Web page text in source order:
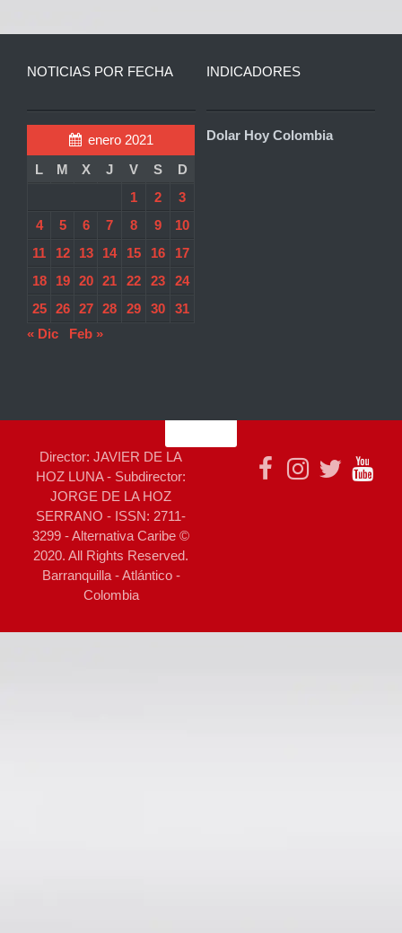
NOTICIAS POR FECHA
enero 2021
L
M X J V S
D
1
2
3
4
5 6 7 8 9
10
11
12 13 14 15 16
17
18
19 20 21 22 23
24
25
26 27 28 29 30
31
« Dic
Feb »
INDICADORES
Dolar Hoy Colombia
Director: JAVIER DE LA
HOZ LUNA - Subdirector:
JORGE DE LA HOZ
SERRANO - ISSN: 2711-
3299 - Alternativa Caribe ©
2020. All Rights Reserved.
Barranquilla - Atlántico -
Colombia